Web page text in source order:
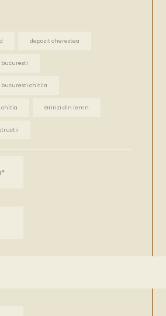
depozit cherestea
bucuresti
bucuresti chitila
chitia Grinzi din lemn